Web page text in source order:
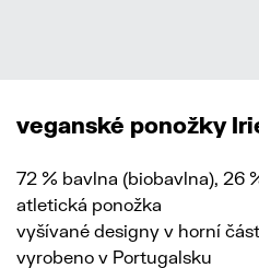
veganské ponožky
72 % bavlna (biobavlna), 26
atletická ponožka
vyšívané designy v horní
vyrobeno v Portugalsku